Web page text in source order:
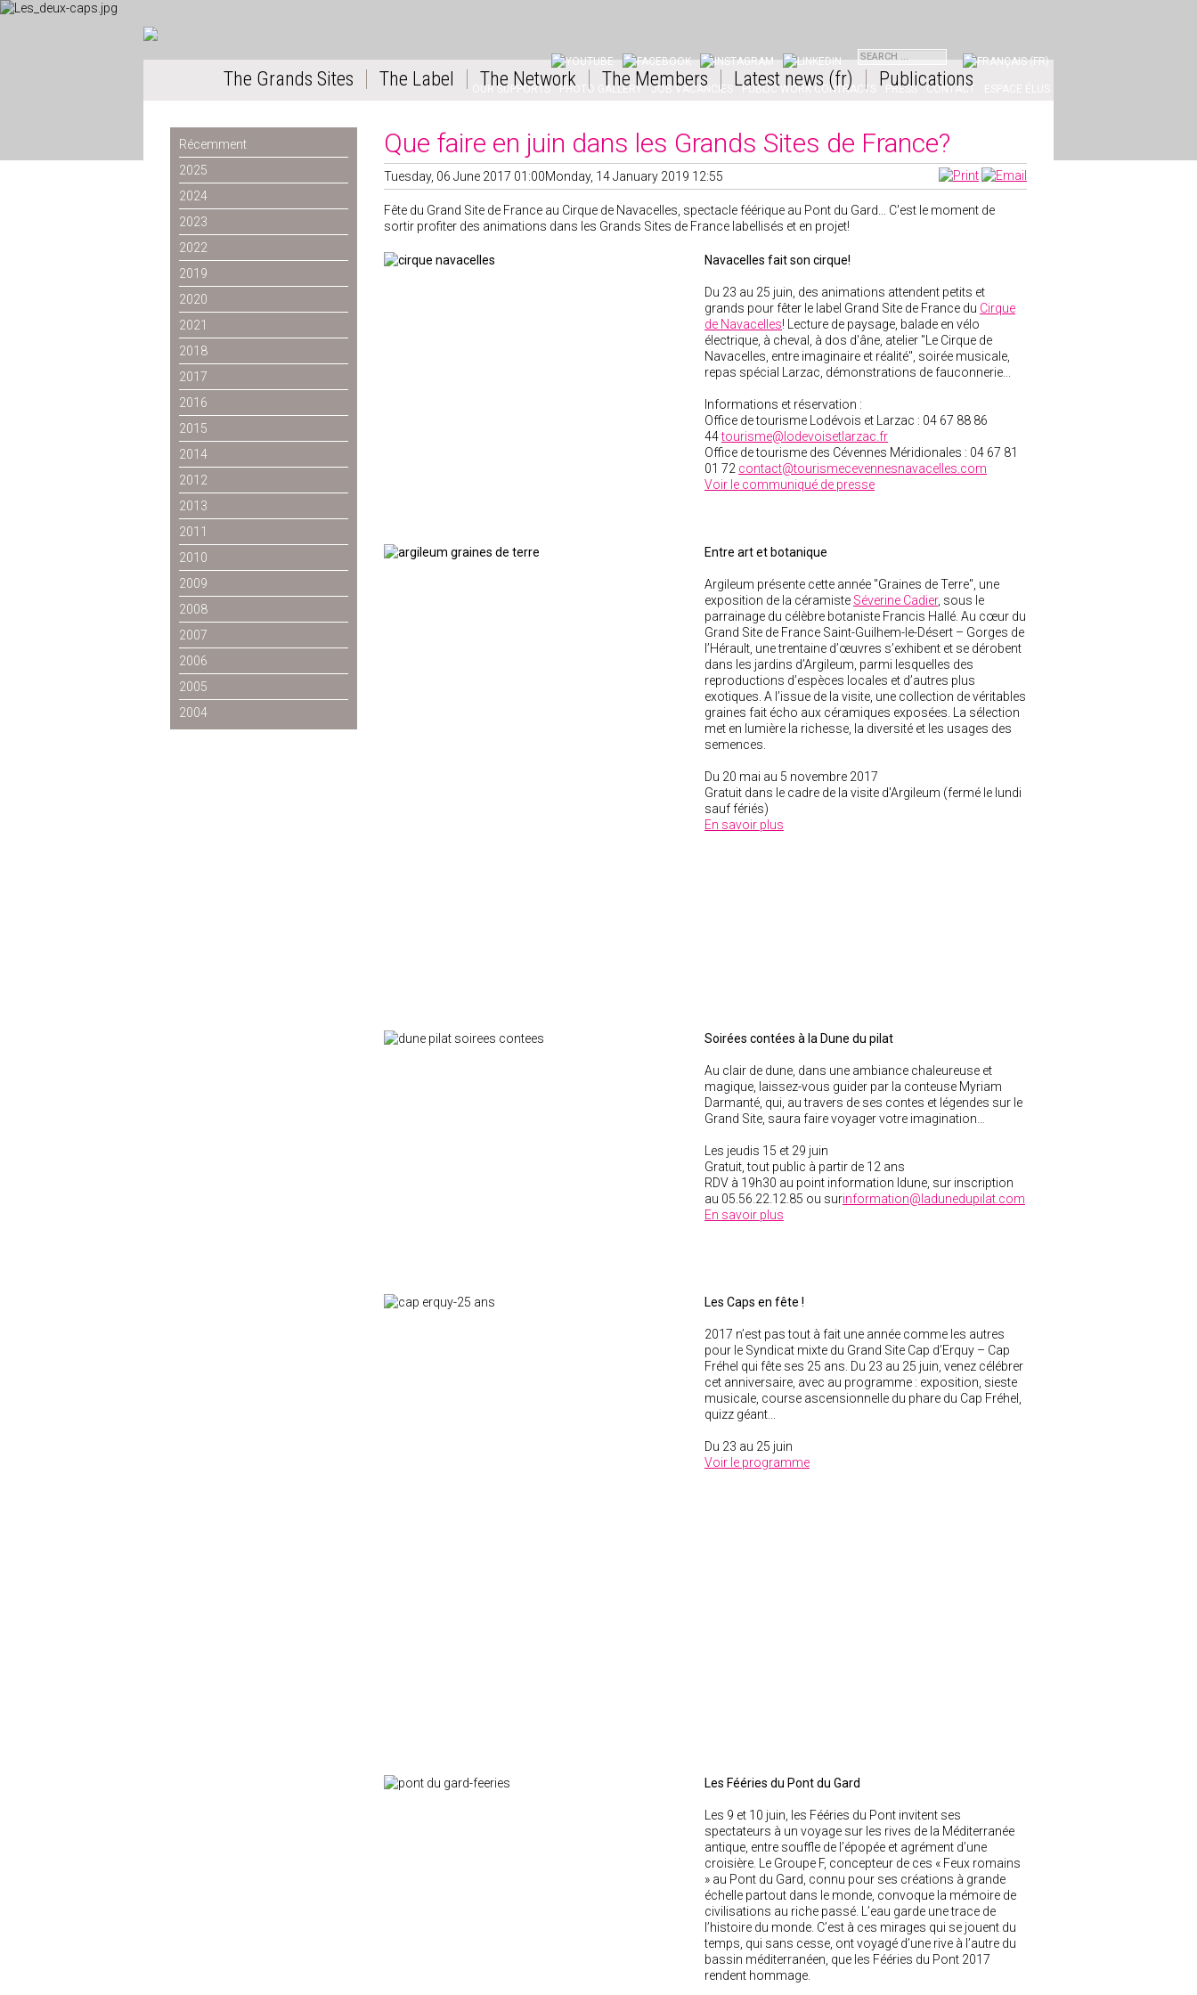
OUR SUPPORTS PHOTO GALLERY JOB VACANCIES PUBLIC WORK CONTRACTS PRESS CONTACT
The Grands Sites The Label The Network The Members Latest news (fr) Publications
Récemment
2025
2024
2023
2022
2019
2020
2021
2018
2017
2016
2015
2014
2012
2013
2011
2010
2009
2008
2007
2006
2005
2004
Que faire en juin dans les Grands Sites de France?
Tuesday, 06 June 2017 01:00Monday, 14 January 2019 12:55
Fête du Grand Site de France au Cirque de Navacelles, spectacle féérique au Pont du Gard... C'est le moment de
sortir profiter des animations dans les Grands Sites de France labellisés et en projet!
Navacelles fait son cirque!
Du 23 au 25 juin, des animations attendent petits et
grands pour fêter le label Grand Site de France du Cirque
de Navacelles! Lecture de paysage, balade en vélo
électrique, à cheval, à dos d'âne, atelier "Le Cirque de
Navacelles, entre imaginaire et réalité", soirée musicale,
repas spécial Larzac, démonstrations de fauconnerie...
Informations et réservation :
Office de tourisme Lodévois et Larzac : 04 67 88 86
44tourisme@lodevoisetlarzac.fr
Office de tourisme des Cévennes Méridionales : 04 67 81
01 72 contact@tourismecevennesnavacelles.com
Voir le communiqué de presse
Entre art et botanique
Argileum présente cette année "Graines de Terre", une
exposition de la céramiste Séverine Cadier, sous le
parrainage du célèbre botaniste Francis Hallé. Au cœur du
Grand Site de France Saint-Guilhem-le-Désert – Gorges de
l’Hérault, une trentaine d’œuvres s’exhibent et se dérobent
dans les jardins d’Argileum, parmi lesquelles des
reproductions d’espèces locales et d’autres plus
exotiques. A l’issue de la visite, une collection de véritables
graines fait écho aux céramiques exposées. La sélection
met en lumière la richesse, la diversité et les usages des
semences.
Du 20 mai au 5 novembre 2017
Gratuit dans le cadre de la visite d'Argileum (fermé le lundi
sauf fériés)
En savoir plus
Soirées contées à la Dune du pilat
Au clair de dune, dans une ambiance chaleureuse et
magique, laissez-vous guider par la conteuse Myriam
Darmanté, qui, au travers de ses contes et légendes sur le
Grand Site, saura faire voyager votre imagination…
Les jeudis 15 et 29 juin
Gratuit, tout public à partir de 12 ans
RDV à 19h30 au point information Idune, sur inscription
au 05.56.22.12.85 ou surinformation@ladunedupilat.com
En savoir plus
Les Caps en fête !
2017 n’est pas tout à fait une année comme les autres
pour le Syndicat mixte du Grand Site Cap d’Erquy – Cap
Fréhel qui fête ses 25 ans. Du 23 au 25 juin, venez célébrer
cet anniversaire, avec au programme : exposition, sieste
musicale, course ascensionnelle du phare du Cap Fréhel,
quizz géant...
Du 23 au 25 juin
Voir le programme
Les Fééries du Pont du Gard
Les 9 et 10 juin, les Fééries du Pont invitent ses
spectateurs à un voyage sur les rives de la Méditerranée
antique, entre souffle de l’épopée et agrément d’une
croisière. Le Groupe F, concepteur de ces « Feux romains
» au Pont du Gard, connu pour ses créations à grande
échelle partout dans le monde, convoque la mémoire de
civilisations au riche passé. L’eau garde une trace de
l’histoire du monde. C’est à ces mirages qui se jouent du
temps, qui sans cesse, ont voyagé d’une rive à l’autre du
bassin méditerranéen, que les Fééries du Pont 2017
rendent hommage.